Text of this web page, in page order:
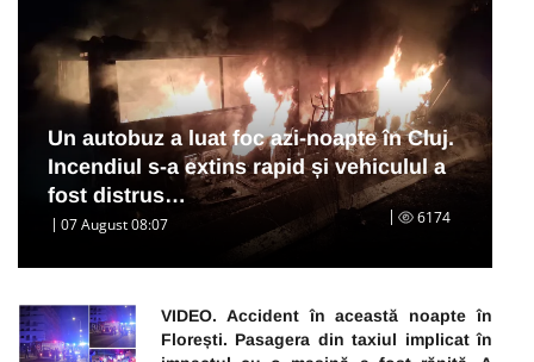
Un autobuz a luat foc azi-noapte în Cluj.
Incendiul s-a extins rapid și vehiculul a
fost distrus…
07 August 08:07 6174
VIDEO. Accident în această noapte în
Florești. Pasagera din taxiul implicat în